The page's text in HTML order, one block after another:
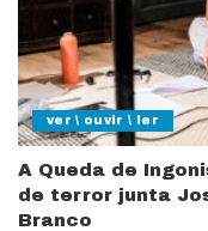
ver \ ouvir \ ler
A Queda de
de terror junta
Branco